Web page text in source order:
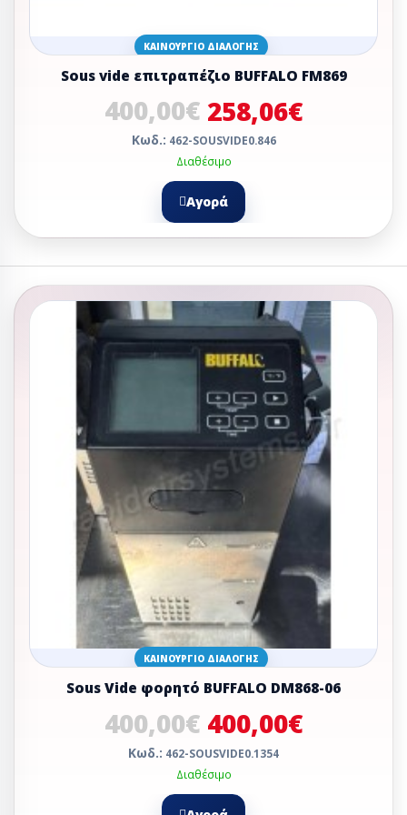
ΚΑΙΝΟΎΡΓΙΟ ΔΙΑΛΟΓΉΣ
Sous vide επιτραπέζιο BUFFALO FM869
400,00€ 258,06€
Κωδ.: 462-SOUSVIDE0.846
Διαθέσιμο
Αγορά
ΚΑΙΝΟΎΡΓΙΟ ΔΙΑΛΟΓΉΣ
Sous Vide φορητό BUFFALO DM868-06
400,00€ 400,00€
Κωδ.: 462-SOUSVIDE0.1354
Διαθέσιμο